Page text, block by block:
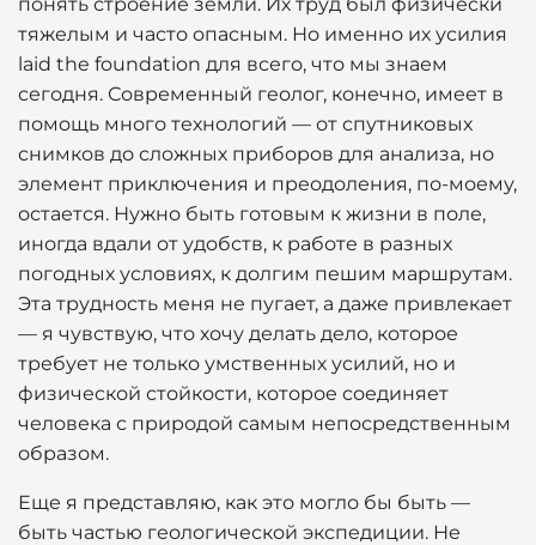
тяжелым и часто опасным. Но именно их усилия
laid the foundation для всего, что мы знаем
сегодня. Современный геолог, конечно, имеет в
помощь много технологий — от спутниковых
снимков до сложных приборов для анализа, но
элемент приключения и преодоления, по-моему,
остается. Нужно быть готовым к жизни в поле,
иногда вдали от удобств, к работе в разных
погодных условиях, к долгим пешим маршрутам.
Эта трудность меня не пугает, а даже привлекает
— я чувствую, что хочу делать дело, которое
требует не только умственных усилий, но и
физической стойкости, которое соединяет
человека с природой самым непосредственным
образом.
Еще я представляю, как это могло бы быть —
быть частью геологической экспедиции. Не